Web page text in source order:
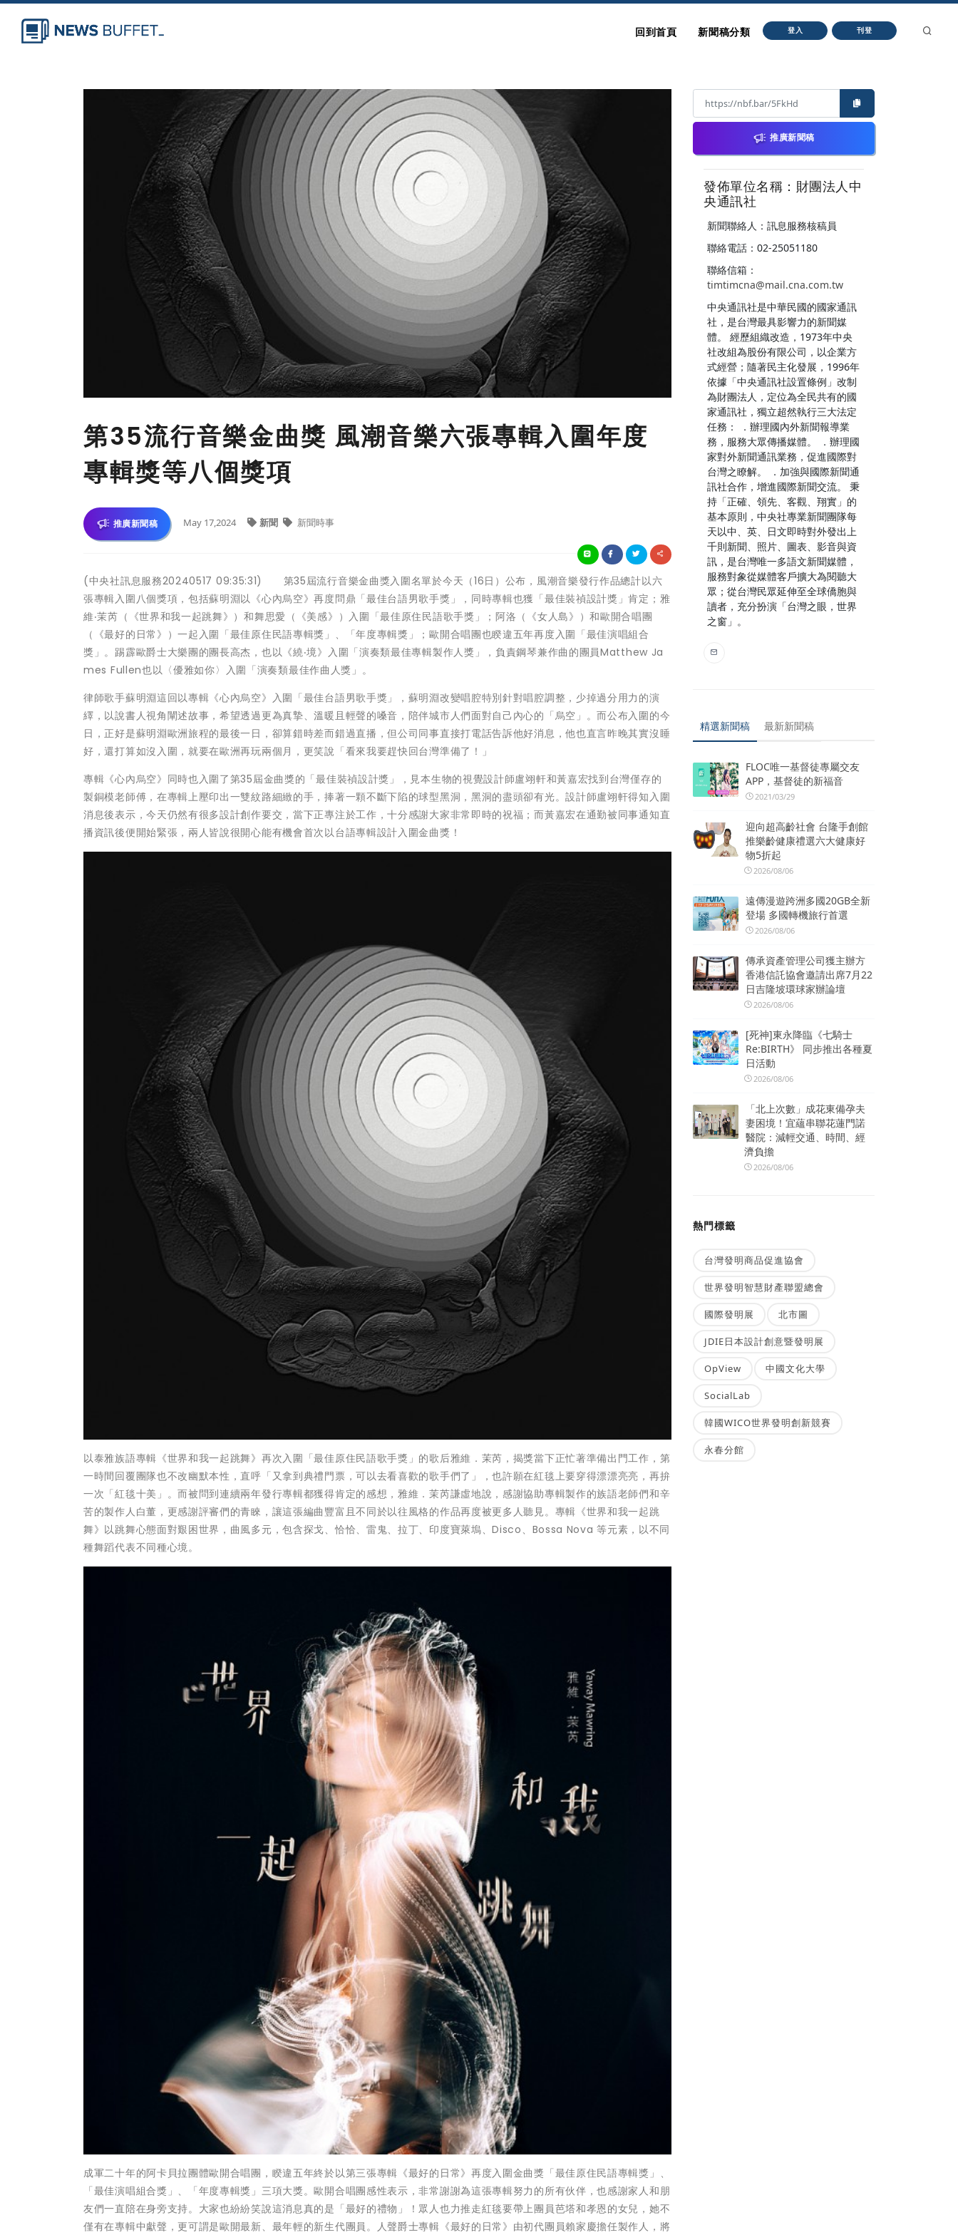
回到首頁 新聞稿分類 登入 刊登
第35流行音樂金曲獎 風潮音樂六張專輯入圍年度
專輯獎等八個獎項
推廣新聞稿 May 17,2024 新聞 新聞時事
(中央社訊息服務20240517 09:35:31) 第35屆流行音樂金曲獎入圍名單於今天（16日）公布，風潮音樂發行作品總計以六
張專輯入圍八個獎項，包括蘇明淵以《心內烏空》再度問鼎「最佳台語男歌手獎」，同時專輯也獲「最佳裝禎設計獎」肯定；雅
維‧茉芮（《世界和我一起跳舞》）和舞思愛（《美感》）入圍「最佳原住民語歌手獎」；阿洛（《女人島》）和歐開合唱團
（《最好的日常》）一起入圍「最佳原住民語專輯獎」、「年度專輯獎」；歐開合唱團也睽違五年再度入圍「最佳演唱組合
獎」。踢霹歐爵士大樂團的團長高杰，也以《繞‧境》入圍「演奏類最佳專輯製作人獎」，負責鋼琴兼作曲的團員Matthew Ja
mes Fullen也以〈優雅如你〉入圍「演奏類最佳作曲人獎」。
律師歌手蘇明淵這回以專輯《心內烏空》入圍「最佳台語男歌手獎」，蘇明淵改變唱腔特別針對唱腔調整，少掉過分用力的演
繹，以說書人視角闡述故事，希望透過更為真摯、溫暖且輕聲的嗓音，陪伴城市人們面對自己內心的「烏空」。而公布入圍的今
日，正好是蘇明淵歐洲旅程的最後一日，卻算錯時差而錯過直播，但公司同事直接打電話告訴他好消息，他也直言昨晚其實沒睡
好，還打算如沒入圍，就要在歐洲再玩兩個月，更笑說「看來我要趕快回台灣準備了！」
專輯《心內烏空》同時也入圍了第35屆金曲獎的「最佳裝禎設計獎」，見本生物的視覺設計師盧翊軒和黃嘉宏找到台灣僅存的
製銅模老師傅，在專輯上壓印出一雙紋路細緻的手，捧著一顆不斷下陷的球型黑洞，黑洞的盡頭卻有光。設計師盧翊軒得知入圍
消息後表示，今天仍然有很多設計創作要交，當下正專注於工作，十分感謝大家非常即時的祝福；而黃嘉宏在通勤被同事通知直
播資訊後便開始緊張，兩人皆說很開心能有機會首次以台語專輯設計入圍金曲獎！
以泰雅族語專輯《世界和我一起跳舞》再次入圍「最佳原住民語歌手獎」的歌后雅維．茉芮，揭獎當下正忙著準備出門工作，第
一時間回覆團隊也不改幽默本性，直呼「又拿到典禮門票，可以去看喜歡的歌手們了」，也許願在紅毯上要穿得漂漂亮亮，再拚
一次「紅毯十美」。而被問到連續兩年發行專輯都獲得肯定的感想，雅維．茉芮謙虛地說，感謝協助專輯製作的族語老師們和辛
苦的製作人白董，更感謝評審們的青睞，讓這張編曲豐富且不同於以往風格的作品再度被更多人聽見。專輯《世界和我一起跳
舞》以跳舞心態面對艱困世界，曲風多元，包含探戈、恰恰、雷鬼、拉丁、印度寶萊塢、Disco、Bossa Nova 等元素，以不同
種舞蹈代表不同種心境。
成軍二十年的阿卡貝拉團體歐開合唱團，睽違五年終於以第三張專輯《最好的日常》再度入圍金曲獎「最佳原住民語專輯獎」、
「最佳演唱組合獎」、「年度專輯獎」三項大獎。歐開合唱團感性表示，非常謝謝為這張專輯努力的所有伙伴，也感謝家人和朋
友們一直陪在身旁支持。大家也紛紛笑說這消息真的是「最好的禮物」！眾人也力推走紅毯要帶上團員芭塔和孝恩的女兒，她不
僅有在專輯中獻聲，更可謂是歐開最新、最年輕的新生代團員。人聲爵士專輯《最好的日常》由初代團員賴家慶擔任製作人，將
推廣新聞稿
發佈單位名稱：財團法人中
央通訊社
新聞聯絡人：訊息服務核稿員
聯絡電話：02-25051180
聯絡信箱：
timtimcna@mail.cna.com.tw
中央通訊社是中華民國的國家通訊
社，是台灣最具影響力的新聞媒
體。 經歷組織改造，1973年中央
社改組為股份有限公司，以企業方
式經營；隨著民主化發展，1996年
依據「中央通訊社設置條例」改制
為財團法人，定位為全民共有的國
家通訊社，獨立超然執行三大法定
任務： ．辦理國內外新聞報導業
務，服務大眾傳播媒體。 ．辦理國
家對外新聞通訊業務，促進國際對
台灣之瞭解。 ．加強與國際新聞通
訊社合作，增進國際新聞交流。 秉
持「正確、領先、客觀、翔實」的
基本原則，中央社專業新聞團隊每
天以中、英、日文即時對外發出上
千則新聞、照片、圖表、影音與資
訊，是台灣唯一多語文新聞媒體，
服務對象從媒體客戶擴大為閱聽大
眾；從台灣民眾延伸至全球僑胞與
讀者，充分扮演「台灣之眼，世界
之窗」。
精選新聞稿 最新新聞稿
FLOC唯一基督徒專屬交友
APP，基督徒的新福音
2021/03/29
迎向超高齡社會 台隆手創館
推樂齡健康禮選六大健康好
物5折起
2026/08/06
遠傳漫遊跨洲多國20GB全新
登場 多國轉機旅行首選
2026/08/06
傳承資產管理公司獲主辦方
香港信託協會邀請出席7月22
日吉隆坡環球家辦論壇
2026/08/06
[死神]東永降臨《七騎士
Re:BIRTH》 同步推出各種夏
日活動
2026/08/06
「北上次數」成花東備孕夫
妻困境！宜蘊串聯花蓮門諾
醫院：減輕交通、時間、經
濟負擔
2026/08/06
熱門標籤
台灣發明商品促進協會
世界發明智慧財產聯盟總會
國際發明展 北市圖
JDIE日本設計創意暨發明展
OpView 中國文化大學
SocialLab
韓國WICO世界發明創新競賽
永春分館